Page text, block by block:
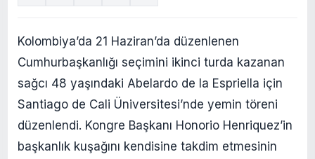
Kolombiya’da 21 Haziran’da düzenlenen
Cumhurbaşkanlığı seçimini ikinci turda kazanan
sağcı 48 yaşındaki Abelardo de la Espriella için
Santiago de Cali Üniversitesi’nde yemin töreni
düzenlendi. Kongre Başkanı Honorio Henriquez’in
başkanlık kuşağını kendisine takdim etmesinin